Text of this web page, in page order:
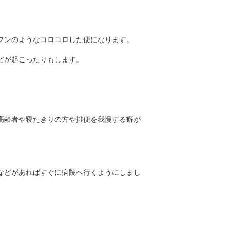
のようなコロコロした便になります。
起こったりもします。
者や寝たきりの方や排便を我慢する癖が
があればすぐに病院へ行くようにしまし